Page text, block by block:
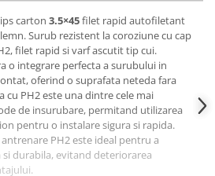
carton 3.5×45filet rapid autofiletant
Surub rezistent la coroziune cu cap
filet rapid si varf ascutit tip cui.
o integrare perfecta a surubului in
oferind o suprafata neteda fara
cu PH2 este una dintre cele mai
de insurubare, permitand utilizarea
pentru o instalare sigura si rapida.
PH2 este ideal pentru a
durabila, evitand deteriorarea